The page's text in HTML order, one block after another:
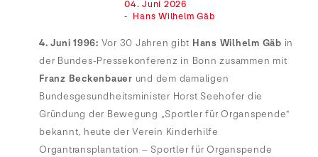
4. Juni 1996: Vor 30 Jahren gibt Hans Wilhelm Gäb in
der Bundes-Pressekonferenz in Bonn zusammen mit
Franz Beckenbauer und dem damaligen
Bundesgesundheitsminister Horst Seehofer die
Gründung der Bewegung „Sportler für Organspende“
bekannt, heute der Verein Kinderhilfe
Organtransplantation – Sportler für Organspende